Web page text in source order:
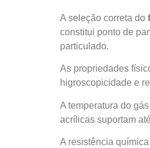
A seleção correta do
constitui ponto de
particulado.
As propriedades
higroscopicidade e
A temperatura do
acrílicas suportam
A resistência